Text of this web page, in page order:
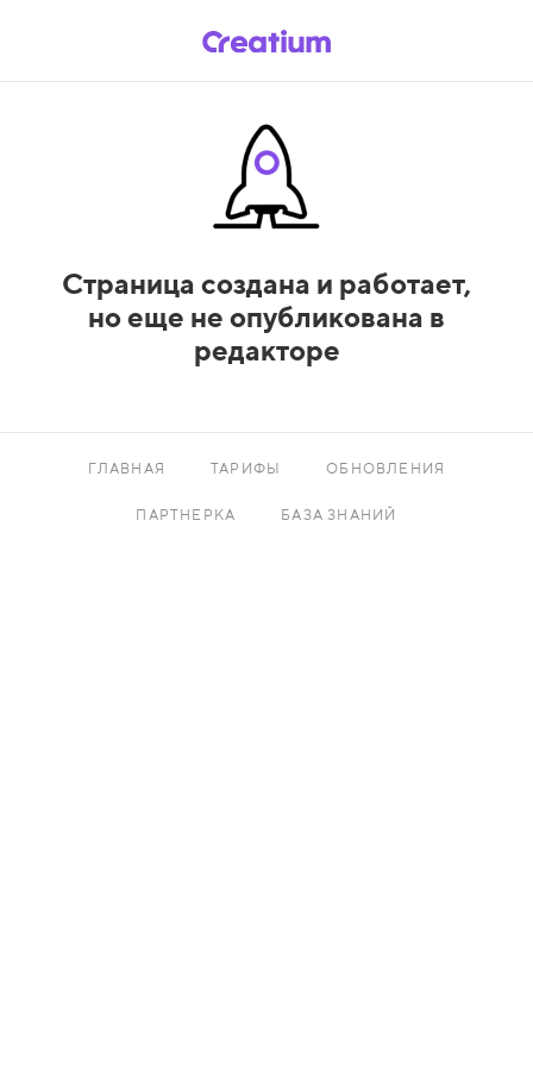
Страница создана и работает,
но еще не опубликована в
редакторе
ГЛАВНАЯ ТАРИФЫ ОБНОВЛЕНИЯ
ПАРТНЕРКА БАЗА ЗНАНИЙ